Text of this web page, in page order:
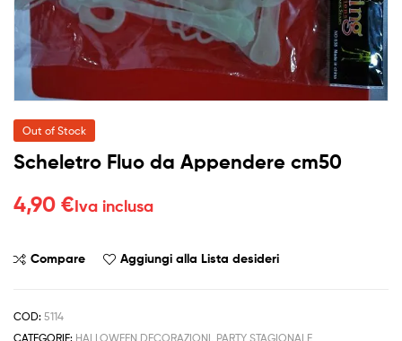
Out of Stock
Scheletro Fluo da Appendere cm50
4,90 €Iva inclusa
Compare Aggiungi alla Lista desideri
COD: 5114
CATEGORIE: HALLOWEEN DECORAZIONI PARTY STAGIONALE